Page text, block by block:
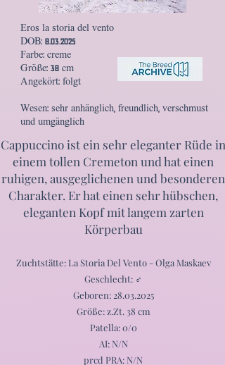
Cappuccino ist ein sehr eleganter Rüde in
einem tollen Cremeton und hat einen
ruhigen, ausgeglichenen und besonderen
Charakter. Er hat einen sehr hübschen,
eleganten Kopf mit langem zarten
Körperbau
Zuchtstätte: La Storia Del Vento - Olga Maskaev
Geschlecht: ♂
Geboren: 28.03.2025
Größe: z.Zt. 38 cm
Patella: 0/0
AI: N/N
prcd PRA: N/N
Eros la storia del vento
DOB: 8.03.2025
Farbe: creme
Größe: 38 cm
Angekört: folgt
Wesen: sehr anhänglich, freundlich, verschmust
und umgänglich